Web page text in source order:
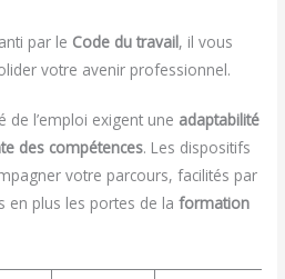
par le Code du travail, il vous
votre avenir professionnel.
de l’emploi exigent une adaptabilité
des compétences. Les dispositifs
votre parcours, facilités par
en plus les portes de laformation